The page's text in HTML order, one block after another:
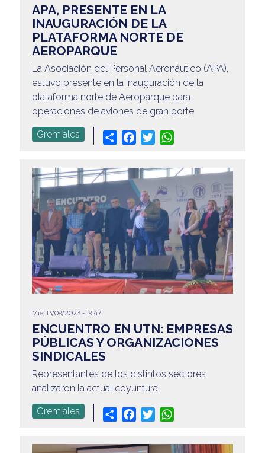
APA, PRESENTE EN LA
INAUGURACIÓN DE LA
PLATAFORMA NORTE DE
AEROPARQUE
La Asociación del Personal Aeronáutico (APA),
estuvo presente en la inauguración de la
plataforma norte de Aeroparque para
operaciones de aviones de gran porte
Gremiales Share Facebook
Twitter
Mié, 13/09/2023 - 19:47
ENCUENTRO EN UTN: EMPRESAS
PÚBLICAS Y ORGANIZACIONES
SINDICALES
Representantes de los distintos sectores
analizaron la actual coyuntura
Gremiales Share Facebook
Twitter